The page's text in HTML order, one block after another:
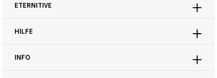
ETERNITIVE
HILFE
INFO